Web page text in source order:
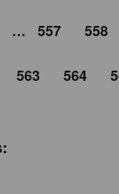
… 557 558
563 564